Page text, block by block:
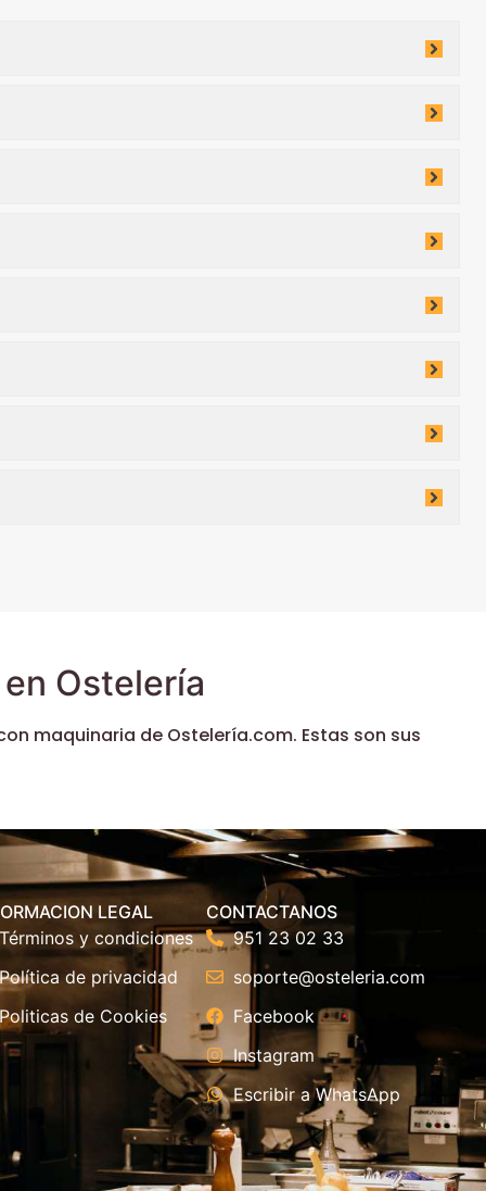
Ostelería
maquinaria de Ostelería.com. Estas son sus
LEGAL
Términos y condiciones
Política de privacidad
Politicas de Cookies
CONTACTANOS
951 23 02 33
soporte@osteleria.com
Facebook
Instagram
Escribir a WhatsApp